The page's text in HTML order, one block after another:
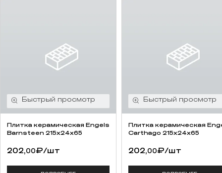
Плитка керамическая Engels
Barnsteen 215x24x65
202,00₽/шт
Плитка керамическая
Carthago 215x24x65
202,00₽/шт